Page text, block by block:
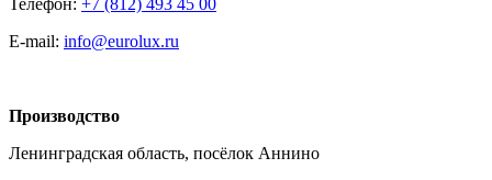
Телефон: +7 (812) 493 45 00
E-mail: info@eurolux.ru
Производство
Ленинградская область, посёлок Аннино